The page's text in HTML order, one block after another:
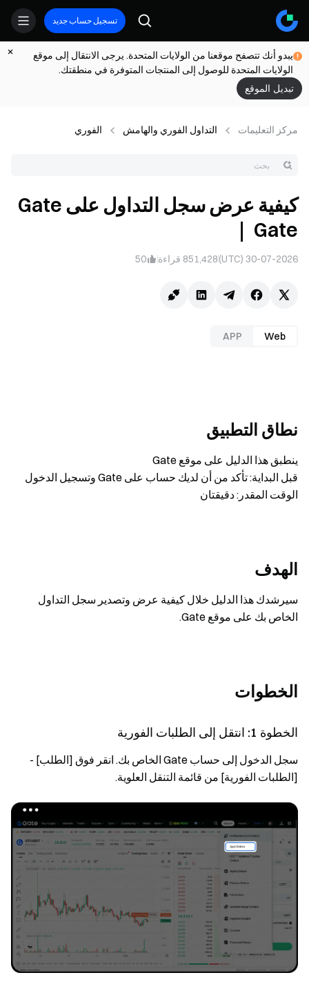
تسجيل حساب جديد
يبدو أنك تتصفح موقعنا من الولايات المتحدة. يرجى الانتقال إلى موقع
الولايات المتحدة للوصول إلى المنتجات المتوفرة في منطقتك.
تبديل الموقع
مركز التعلیمات التداول الفوري والهامش الفوري
كيفية عرض سجل التداول على Gate
｜ Gate
30-07-2026 (UTC)
851,428 قراءة 50
Web
APP
نطاق التطبيق
ينطبق هذا الدليل على موقع Gate
قبل البداية: تأكد من أن لديك حساب على Gate وتسجيل الدخول
الوقت المقدر: دقيقتان
الهدف
سيرشدك هذا الدليل خلال كيفية عرض وتصدير سجل التداول
الخاص بك على موقع Gate.
الخطوات
الخطوة 1: انتقل إلى الطلبات الفورية
سجل الدخول إلى حساب Gate الخاص بك. انقر فوق [الطلب] -
[الطلبات الفورية] من قائمة التنقل العلوية.